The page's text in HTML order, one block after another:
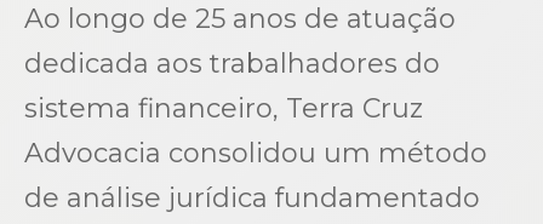
Ao longo de 25 anos de atuação
dedicada aos trabalhadores do
sistema financeiro, Terra Cruz
Advocacia consolidou um método
de análise jurídica fundamentado